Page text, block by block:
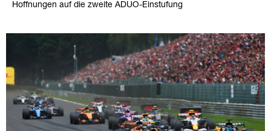
Hoffnungen auf die zweite ADUO-Einstufung